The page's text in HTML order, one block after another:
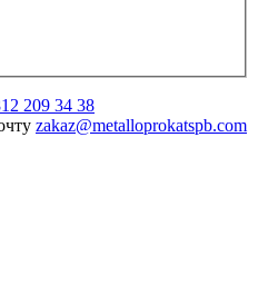
209 34 38
zakaz@metalloprokatspb.com